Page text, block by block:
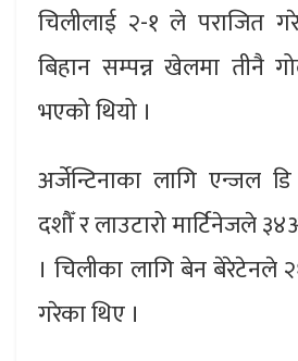
चिलीलाई २-१ ले पराजित
बिहान सम्पन्न खेलमा तीनै
भएको थियो ।
अर्जेन्टिनाका लागि एन्जल
दशौँ र लाउटारो मार्टिनेजले
। चिलीका लागि बेन बेरेटेनले
गरेका थिए ।